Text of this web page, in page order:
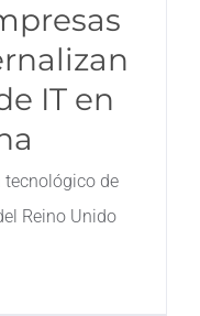
IT en
tecnológico de
Reino Unido